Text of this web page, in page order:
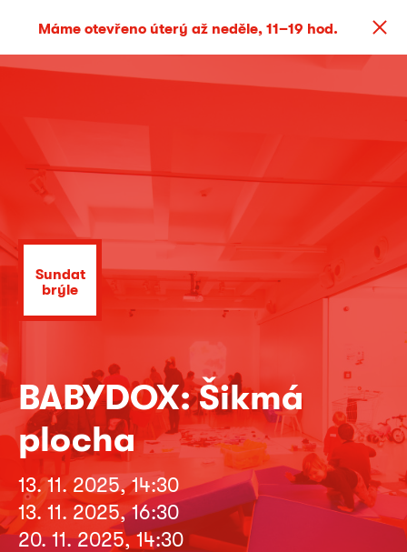
Máme otevřeno úterý až neděle, 11–19 hod.
Sundat
brýle
BABYDOX: Šikmá
plocha
13. 11. 2025, 14:30
13. 11. 2025, 16:30
20. 11. 2025, 14:30